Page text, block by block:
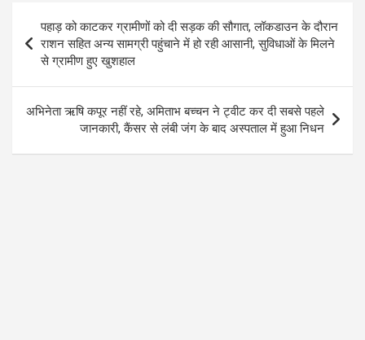
o
o
k
A
p
p
a
m
navigation
पहाड़ को काटकर ग्रामीणों को दी सड़क की सौगात, लॉकडाउन के दौरान
राशन सहित अन्य सामग्री पहुंचाने में हो रही आसानी, सुविधाओं के मिलने
से ग्रामीण हुए खुशहाल
अभिनेता ऋषि कपूर नहीं रहे, अमिताभ बच्चन ने ट्वीट कर दी सबसे पहले
जानकारी, कैंसर से लंबी जंग के बाद अस्पताल में हुआ निधन